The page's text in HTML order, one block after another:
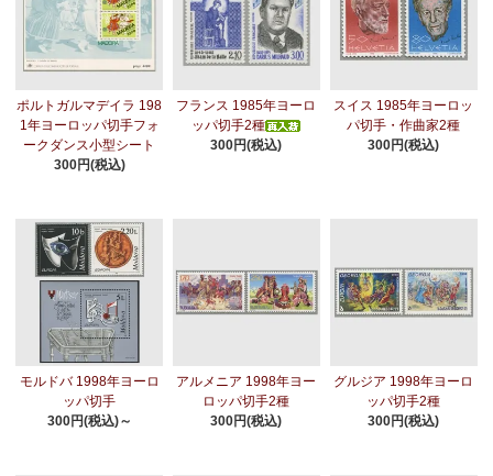
ポルトガルマデイラ 198
1年ヨーロッパ切手フォ
ークダンス小型シート
300円(税込)
フランス 1985年ヨーロ
ッパ切手2種
300円(税込)
スイス 1985年ヨーロッ
パ切手・作曲家2種
300円(税込)
モルドバ 1998年ヨーロ
ッパ切手
300円(税込)～
アルメニア 1998年ヨー
ロッパ切手2種
300円(税込)
グルジア 1998年ヨーロ
ッパ切手2種
300円(税込)